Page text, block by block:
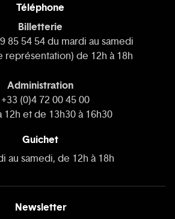
Téléphone
Billetterie
85 54 54 du mardi au samedi
représentation) de 12h à 18h
Administration
+33 (0)4 72 00 45 00
12h et de 13h30 à 16h30
Guichet
au samedi, de 12h à 18h
Newsletter